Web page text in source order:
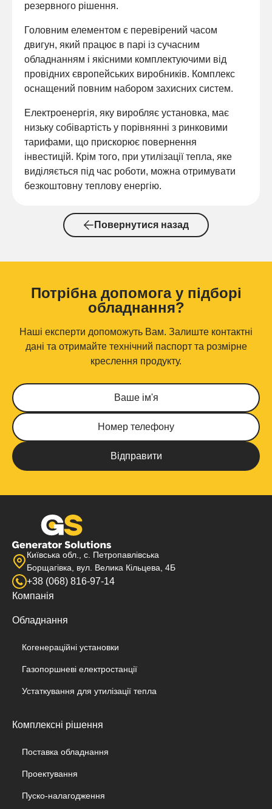
резервного рішення.
Головним елементом є перевірений часом
двигун, який працює в парі із сучасним
обладнанням і якісними комплектуючими від
провідних європейських виробників. Комплекс
оснащений повним набором захисних систем.
Електроенергія, яку виробляє установка, має
низьку собівартість у порівнянні з ринковими
тарифами, що прискорює повернення
інвестицій. Крім того, при утилізації тепла, яке
виділяється під час роботи, можна отримувати
безкоштовну теплову енергію.
Повернутися назад
Потрібна допомога у підборі
обладнання?
Наші експерти допоможуть Вам. Залиште контактні
дані та отримайте технічний паспорт та розмірне
креслення продукту.
Київська обл., с. Петропавлівська
Борщагівка, вул. Велика Кільцева, 4Б
+38 (068) 816-97-14
Компанія
Обладнання
Когенераційні установки
Газопоршневі електростанції
Устаткування для утилізації тепла
Комплексні рішення
Поставка обладнання
Проектування
Пуско-налагодження